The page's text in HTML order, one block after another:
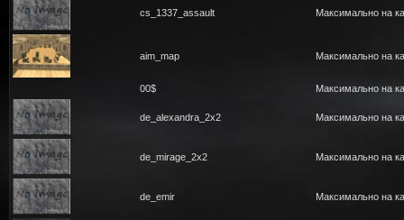
cs_1337_assault Максимально на
aim_map Максимально на
00$ Максимально на
de_alexandra_2x2 Максимально на
de_mirage_2x2 Максимально на
de_emir Максимально на